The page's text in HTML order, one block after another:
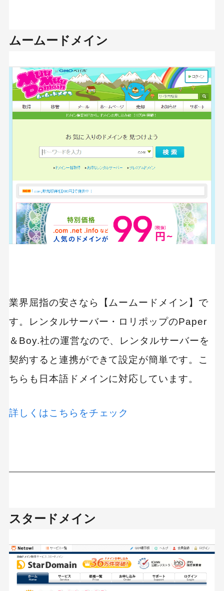
Webサイトリニューアル
アクセス解析
インフルエンサーマーケTips
オウンドメディア
コーポレートサイト
サイト改善
ディスプレイ広告
フレームワーク
ホワイトペーパー
メルマガ
リスティング広告
リンクビルディング
採用サイト
調査レポート
ムームードメイン
業界屈指の安さなら【ムームードメイン】で
す。レンタルサーバー・ロリポップのPaper
＆Boy.社の運営なので、レンタルサーバーを
契約すると連携ができて設定が簡単です。こ
ちらも日本語ドメインに対応しています。
詳しくはこちらをチェック
スタードメイン